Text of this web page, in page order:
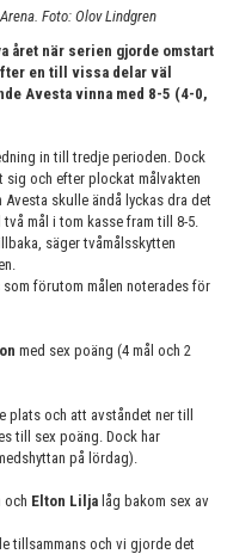
Foto: Olov Lindgren
året när serien gjorde omstart
en till vissa delar väl
Avesta vinna med 8-5 (4-0,
in till tredje perioden. Dock
sig och efter plockat målvakten
skulle ändå lyckas dra det
mål i tom kasse fram till 8-5.
säger tvåmålsskytten
förutom målen noterades för
med sex poäng (4 mål och 2
plats och att avståndet ner till
till sex poäng. Dock har
på lördag).
och Elton Lilja låg bakom sex av
tillsammans och vi gjorde det